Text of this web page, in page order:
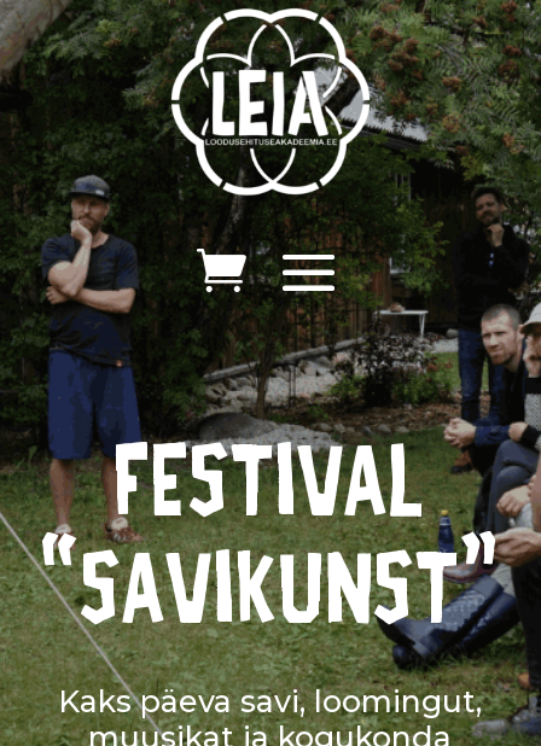
festival
“savikunst”
Kaks päeva savi, loomingut,
muusikat ja kogukonda